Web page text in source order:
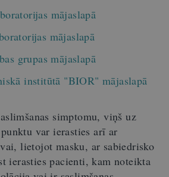
mājaslapā
mājaslapā
grupas mājaslapā
institūtā "BIOR" mājaslapā
simptomu, viņš uz
var ierasties arī ar
lietojot masku, ar sabiedrisko
ierasties pacienti, kam noteikta